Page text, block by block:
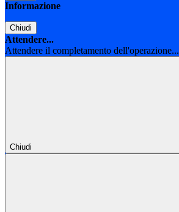
Informazione
Chiudi
Attendere...
Attendere il completamento dell'operazione...
Chiudi